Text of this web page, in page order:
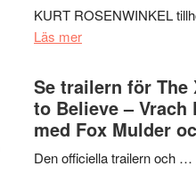
KURT ROSENWINKEL
Läs merom
Sweden
Jazz
Festival
2026
–
Se trailern för The
to Believe – Vrach
med Fox Mulder
Den officiella trailern och …